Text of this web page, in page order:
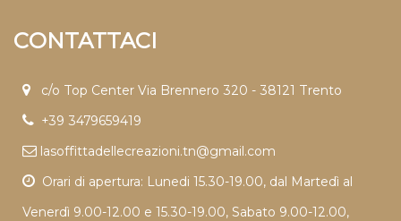
CONTATTACI
c/o Top Center Via Brennero 320 - 38121 Trento
+39 3479659419
lasoffittadellecreazioni.tn@gmail.com
Orari di apertura: Lunedi 15.30-19.00, dal Martedì al
Venerdì 9.00-12.00 e 15.30-19.00, Sabato 9.00-12.00,